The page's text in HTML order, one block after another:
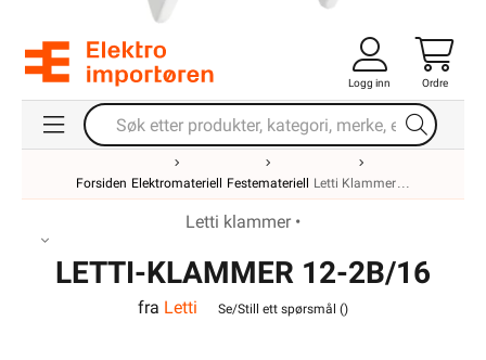
Logg inn Ordre
Forsiden Elektromateriell Festemateriell Letti Klammer
Letti klammer •
LETTI-KLAMMER 12-2B/16
PH
fra Letti Se/Still ett spørsmål ()